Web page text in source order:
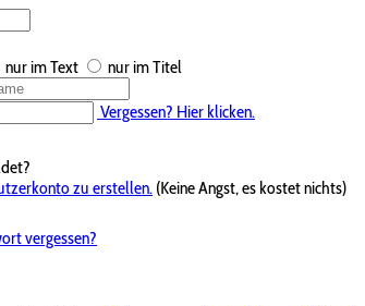
nur im Text
nur im Titel
Vergessen? Hier klicken.
zu erstellen. (Keine Angst, es kostet nichts)
vergessen?